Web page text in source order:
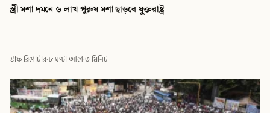
স্ত্রী মশা দমনে ৬ লাখ পুরুষ মশা ছাড়বে যুক্তরাষ্ট্র
স্টাফ রিপোর্টার·৮ ঘণ্টা আগে·৩ মিনিট